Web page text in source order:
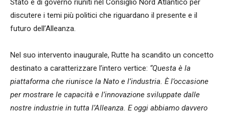
discutere i temi più politici che riguardano il presente e il
futuro dell’Alleanza.
Nel suo intervento inaugurale, Rutte ha scandito un concetto
destinato a caratterizzare l’intero vertice: “Questa è la
piattaforma che riunisce la Nato e l’industria. È l’occasione
per mostrare le capacità e l’innovazione sviluppate dalle
nostre industrie in tutta l’Alleanza. E oggi abbiamo davvero